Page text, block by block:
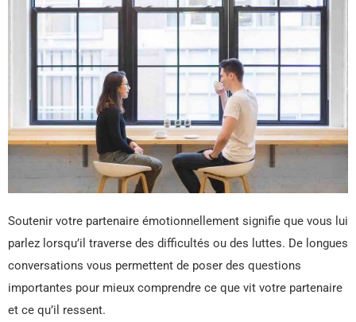
Soutenir votre partenaire émotionnellement signifie que vous lui
parlez lorsqu’il traverse des difficultés ou des luttes. De longues
conversations vous permettent de poser des questions
importantes pour mieux comprendre ce que vit votre partenaire
et ce qu’il ressent.